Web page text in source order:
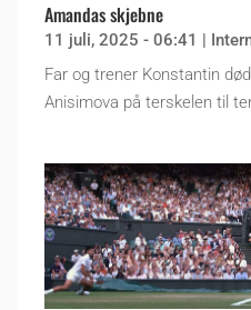
Amandas skjebne
11 juli, 2025 - 06:41 |
Far og trener Konstantin
Anisimova på terskelen til